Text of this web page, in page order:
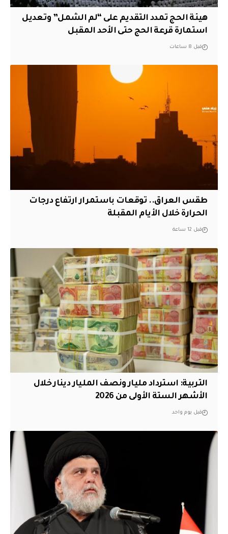
هيئة الحج تمدد التقديم على “لم الشمل” وتعديل
استمارة قرعة الحج حتى الأحد المقبل
قبل 8 ساعات
طقس العراق.. توقعات باستمرار ارتفاع درجات
الحرارة خلال الأيام المقبلة
قبل 12 ساعة
التربية: استرداد مليار ونصف المليار دينار خلال
الأشهر الستة الأولى من 2026
قبل يوم واحد